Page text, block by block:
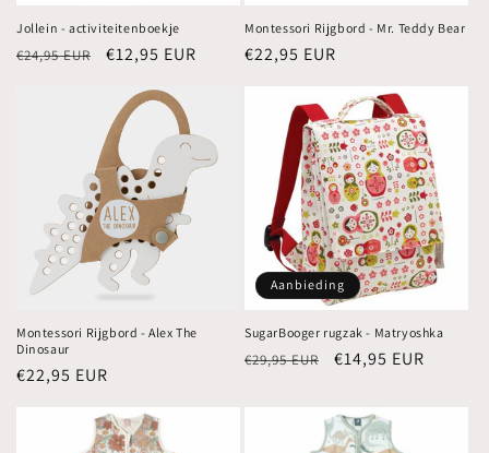
Jollein - activiteitenboekje
Normale
€24,95 EUR Aanbiedingsprijs
€12,95 EUR
Montessori Rijgbord - Mr. Teddy Bear
Normale
€22,95 EUR
Montessori Rijgbord - Alex The
Dinosaur
Normale
€22,95 EUR
Aanbieding
SugarBooger rugzak - Matryoshka
Normale
€29,95 EUR Aanbiedingsprijs
€14,95 EUR